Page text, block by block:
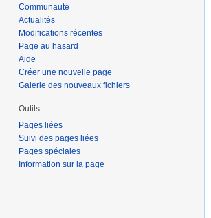
Communauté
Actualités
Modifications récentes
Page au hasard
Aide
Créer une nouvelle page
Galerie des nouveaux fichiers
Outils
Pages liées
Suivi des pages liées
Pages spéciales
Information sur la page